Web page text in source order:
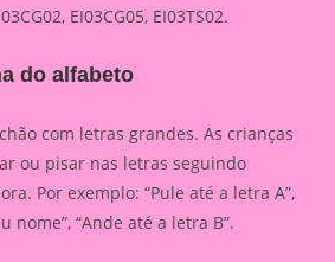
EI03CG05, EI03TS02.
do alfabeto
com letras grandes. As crianças
ou pisar nas letras seguindo
Por exemplo: “Pule até a letra A”,
nome”, “Ande até a letra B”.